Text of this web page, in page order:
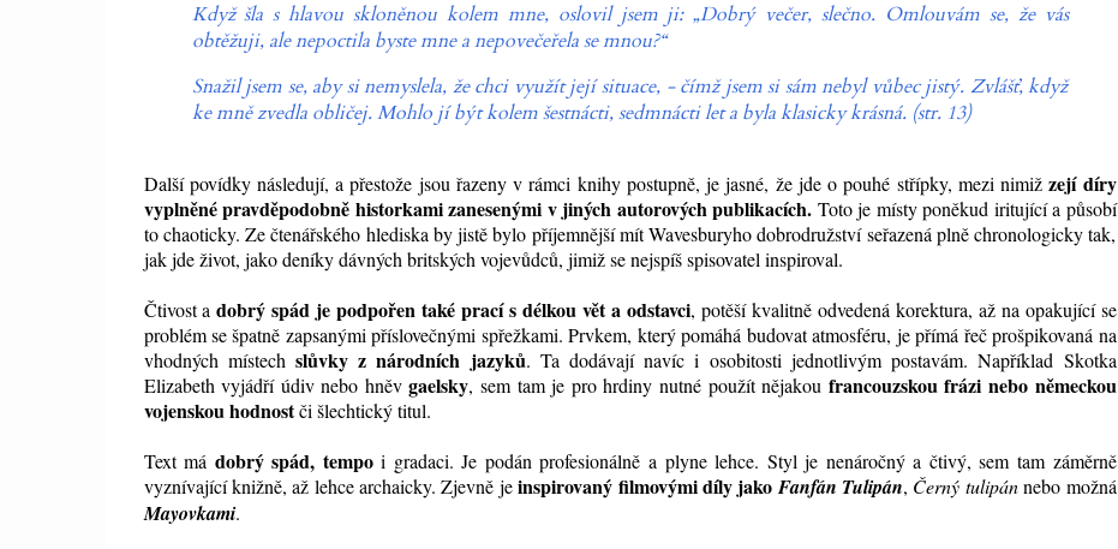
Když šla s hlavou skloněnou kolem mne, oslovil jsem ji: „Dobrý večer, slečno. Omlouvám se, že vás
obtěžuji, ale nepoctila byste mne a nepovečeřela se mnou?“
Snažil jsem se, aby si nemyslela, že chci využít její situace, - čímž jsem si sám nebyl vůbec jistý. Zvlášť, když
ke mně zvedla obličej. Mohlo jí být kolem šestnácti, sedmnácti let a byla klasicky krásná. (str. 13)
Další povídky následují, a přestože jsou řazeny v rámci knihy postupně, je jasné, že jde o pouhé střípky, mezi nimižzejí díry
vyplněné pravděpodobně historkami zanesenými v jiných autorových publikacích. Toto je místy poněkud iritující a působí
to chaoticky. Ze čtenářského hlediska by jistě bylo příjemnější mít Wavesburyho dobrodružství seřazená plně chronologicky tak,
jak jde život, jako deníky dávných britských vojevůdců, jimiž se nejspíš spisovatel inspiroval.
Čtivost adobrý spád je podpořen také prací s délkou vět a odstavci, potěší kvalitně odvedená korektura, až na opakující se
problém se špatně zapsanými příslovečnými spřežkami. Prvkem, který pomáhá budovat atmosféru, je přímá řeč prošpikovaná na
vhodných místech slůvky z národních jazyků. Ta dodávají navíc i osobitosti jednotlivým postavám. Například Skotka
Elizabeth vyjádří údiv nebo hněvgaelsky, sem tam je pro hrdiny nutné použít nějakou francouzskou frázi nebo německou
vojenskou hodnostči šlechtický titul.
Text má dobrý spád, tempoi gradaci. Je podán profesionálně a plyne lehce. Styl je nenáročný a čtivý, sem tam záměrně
vyznívající knižně, až lehce archaicky. Zjevně jeinspirovaný filmovými díly jakoFanfán Tulipán, Černý tulipánnebo možná
Mayovkami.